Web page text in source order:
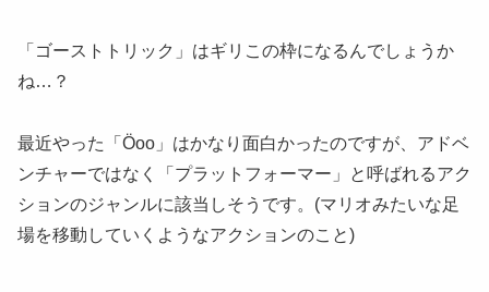
「ゴーストトリック」はギリこの枠になるんでしょうか
ね…？
最近やった「Öoo」はかなり面白かったのですが、アドベ
ンチャーではなく「プラットフォーマー」と呼ばれるアク
ションのジャンルに該当しそうです。(マリオみたいな足
場を移動していくようなアクションのこと)